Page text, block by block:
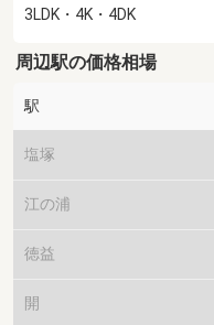
3LDK・4K・4DK
周辺駅の価格相場
駅
塩塚
江の浦
徳益
開